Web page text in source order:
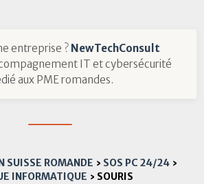
entreprise ? NewTechConsult
IT et cybersécurité
aux PME romandes.
SUISSE ROMANDE › SOS PC 24/24 ›
INFORMATIQUE › SOURIS